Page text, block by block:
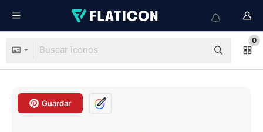
0
Guardar